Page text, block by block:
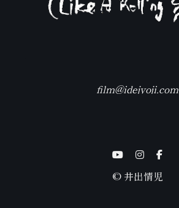
film@idejyoji.com
© 井出情児